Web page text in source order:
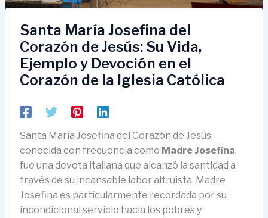
Santa María Josefina del
Corazón de Jesús: Su Vida,
Ejemplo y Devoción en el
Corazón de la Iglesia Católica
Santa María Josefina del Corazón de Jesús,
conocida con frecuencia como Madre Josefina,
fue una devota italiana que alcanzó la santidad a
través de su incansable labor altruista. Madre
Josefina es particularmente recordada por su
incondicional servicio hacia los pobres y